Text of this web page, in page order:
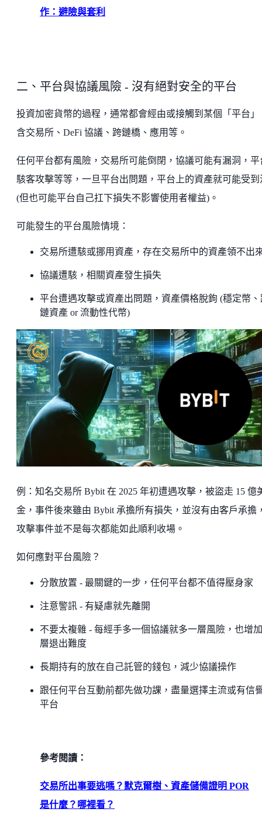
作：避險與套利
二、平台與協議風險 - 沒有絕對安全的平台
投資加密貨幣的過程，通常都會經由或接觸到某個「平台」
含交易所、DeFi 協議、跨鏈橋、應用等。
任何平台都有風險，交易所可能倒閉，協議可能有漏洞，平
駭客攻擊等等，一旦平台出問題，平台上的資產就可能受到
(但也可能平台自己扛下損失不影響使用者權益)。
可能發生的平台風險情境：
交易所遭駭或挪用資產，存在交易所中的資產領不出
協議遭駭，相關資產發生損失
平台遭遇攻擊或資產出問題，資產價格脫鉤 (穩定幣、
鏈資產 or 流動性代幣)
例：知名交易所 Bybit 在 2025 年初遭遇攻擊，被盜走 15 億
金，事件後來雖由 Bybit 承擔所有損失，並沒有由客戶承擔
攻擊事件並不是每次都能如此順利收場。
如何應對平台風險？
分散放置 - 最關鍵的一步，任何平台都不值得壓身家
注意警訊 - 有疑慮就先離開
不要太複雜 - 每經手多一個協議就多一層風險，也增
層退出難度
長期持有的放在自己託管的錢包，減少協議操作
跟任何平台互動前都先做功課，盡量選擇主流或有信
平台
參考閱讀：
交易所出事要逃嗎？默克爾樹、資產儲備證明 POR
是什麼？哪裡看？